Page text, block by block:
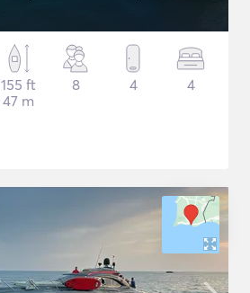
155 ft
47 m
8 4 4